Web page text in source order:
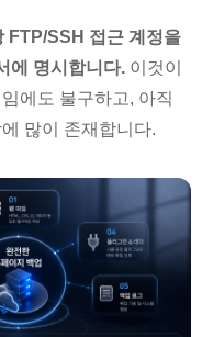
FTP/SSH 접근 계정을
에 명시합니다. 이것이
에도 불구하고, 아직
많이 존재합니다.